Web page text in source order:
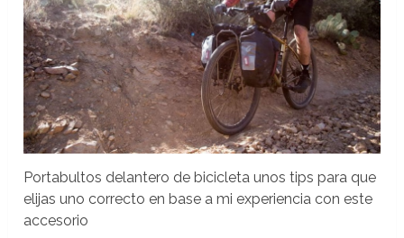
Portabultos delantero de bicicleta unos tips para que
elijas uno correcto en base a mi experiencia con este
accesorio